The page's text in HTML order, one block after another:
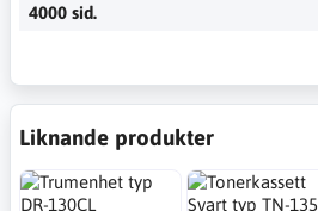
4000 sid.
Liknande produkter